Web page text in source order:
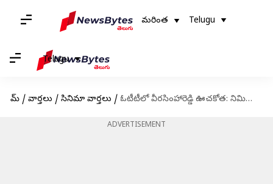
మరింత Telugu
Telugu
హోమ్ / వార్తలు / సినిమా వార్తలు / ఓటీటీలో వీరసింహారెడ్డి ఊచకోత: నిమిషంలోనే లక్షా 50వేలకు పైగా వ్యూస్
ADVERTISEMENT